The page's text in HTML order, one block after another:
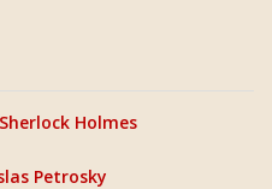
Holmes
Petrosky